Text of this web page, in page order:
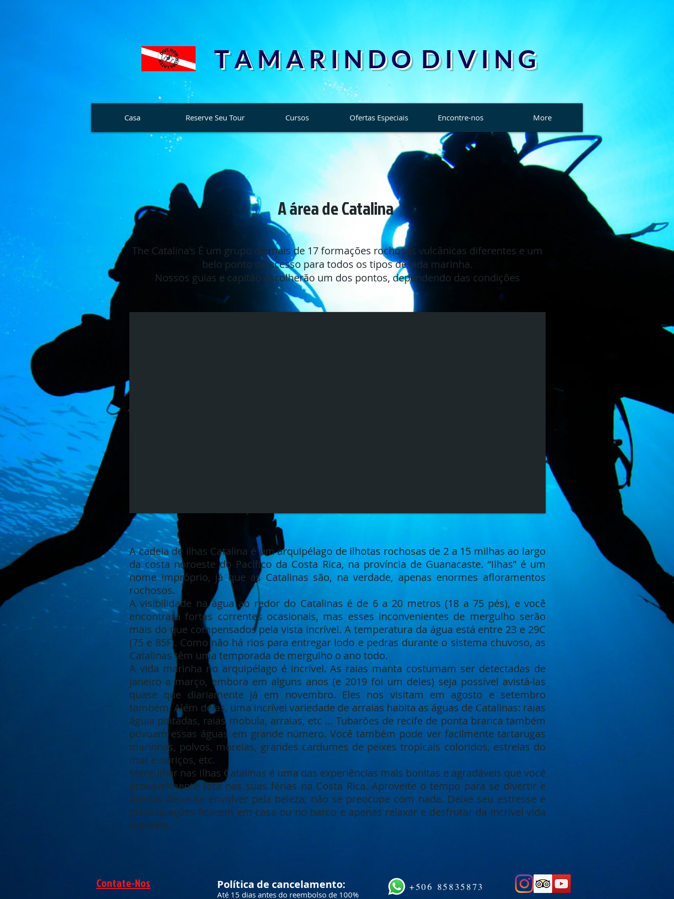
T A M A R I N D O D I V I N G
Casa Reserve Seu Tour Cursos Ofertas Especiais Encontre-nos More
A área de Catalina
The Catalina's É um grupo de mais de 17 formações rochosas vulcânicas diferentes e um
belo ponto de acesso para todos os tipos de vida marinha.
Nossos guias e capitão escolherão um dos pontos, dependendo das condições
A cadeia de ilhas Catalina é um arquipélago de ilhotas rochosas de 2 a 15 milhas ao largo
da costa noroeste do Pacífico da Costa Rica, na província de Guanacaste. “Ilhas” é um
nome impróprio, já que as Catalinas são, na verdade, apenas enormes afloramentos
rochosos.
A visibilidade na água ao redor do Catalinas é de 6 a 20 metros (18 a 75 pés), e você
encontrará fortes correntes ocasionais, mas esses inconvenientes de mergulho serão
mais do que compensados pela vista incrível. A temperatura da água está entre 23 e 29C
(75 e 85F). Como não há rios para entregar lodo e pedras durante o sistema chuvoso, as
Catalinas têm uma temporada de mergulho o ano todo.
A vida marinha no arquipélago é incrível. As raias manta costumam ser detectadas de
janeiro a março, embora em alguns anos (e 2019 foi um deles) seja possível avistá-las
quase que diariamente já em novembro. Eles nos visitam em agosto e setembro
também. Além delas, uma incrível variedade de arraias habita as águas de Catalinas: raias
águia pintadas, raias mobula, arraias, etc ... Tubarões de recife de ponta branca também
povoam essas águas em grande número. Você também pode ver facilmente tartarugas
marinhas, polvos, moreias, grandes cardumes de peixes tropicais coloridos, estrelas do
mar e ouriços, etc.
Mergulhar nas Ilhas Catalinas é uma das experiências mais bonitas e agradáveis que você
provavelmente terá nas suas férias na Costa Rica. Aproveite o tempo para se divertir e
apenas deixe-se envolver pela beleza; não se preocupe com nada. Deixe seu estresse e
preocupações ficarem em casa ou no barco e apenas relaxar e desfrutar da incrível vida
marinha.
Contate-Nos Política de cancelamento:
Até 15 dias antes do reembolso de 100%
+506 85835873